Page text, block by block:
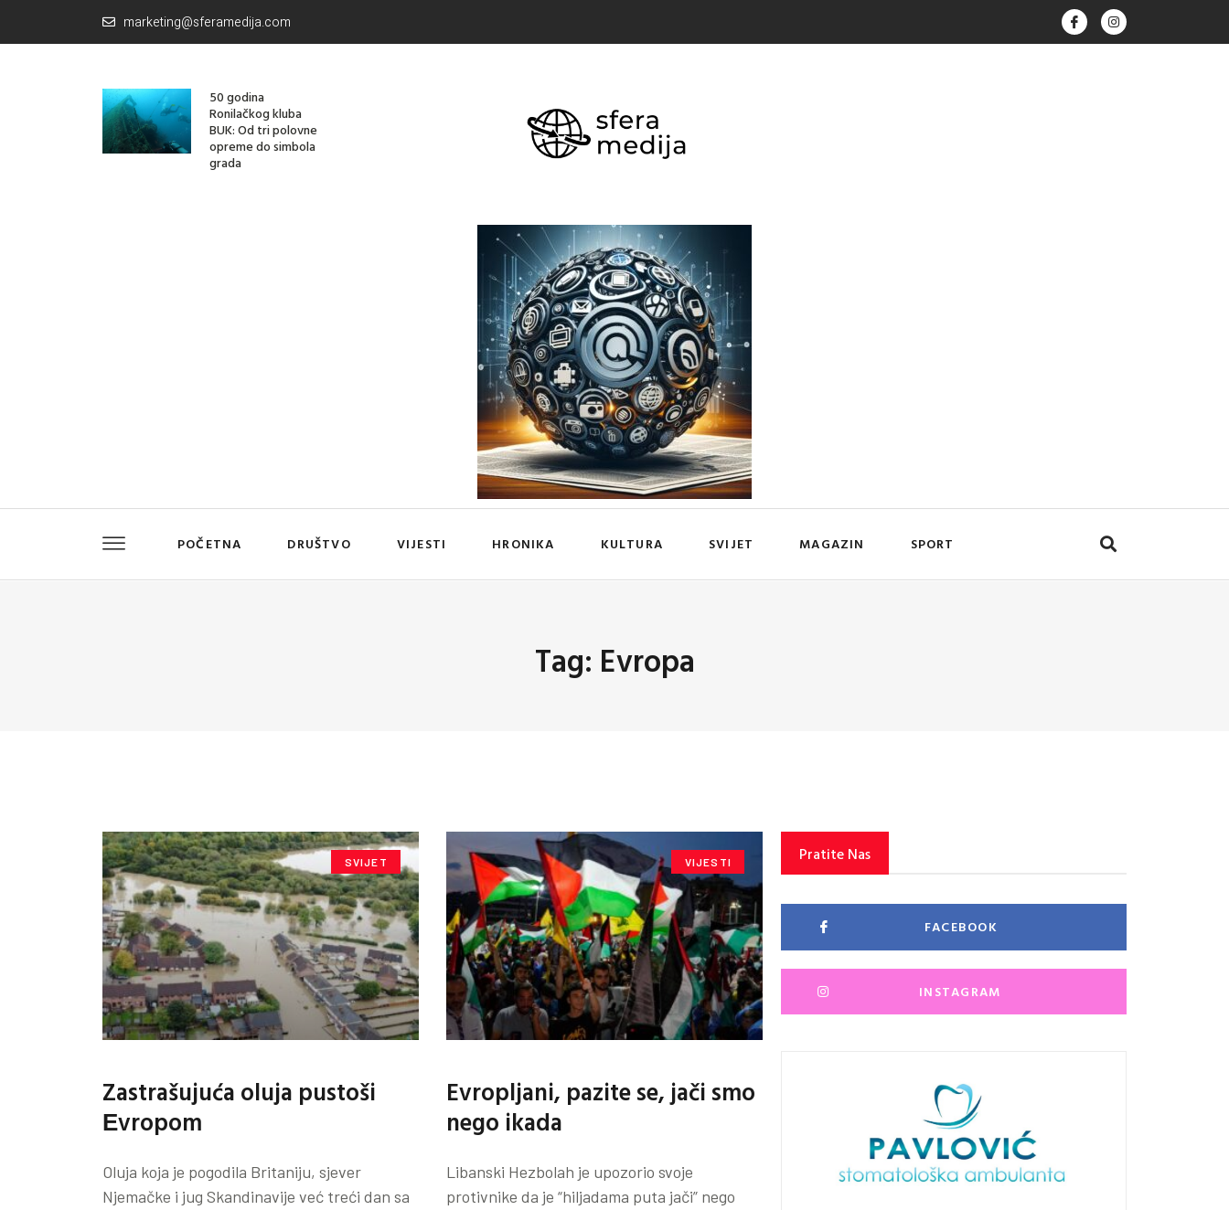
marketing@sferamedija.com
50 godina
Ronilačkog kluba
BUK: Od tri polovne
opreme do simbola
grada
POČETNA DRUŠTVO VIJESTI HRONIKA KULTURA SVIJET MAGAZIN SPORT
Tag: Evropa
SVIJET
Zastrašujuća oluja pustoši
Еvropom
Oluja koja je pogodila Britaniju, sjever
Njemačke i jug Skandinavije već treći dan sa
VIJESTI
Evropljani, pazite se, jači smo
nego ikada
Libanski Hezbolah je upozorio svoje
protivnike da je “hiljadama puta jači” nego
Pratite Nas
FACEBOOK
INSTAGRAM